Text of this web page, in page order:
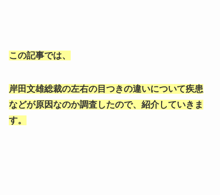
この記事では、
岸田文雄総裁の左右の目つきの違いについて疾患
などが原因なのか調査したので、紹介していきま
す。